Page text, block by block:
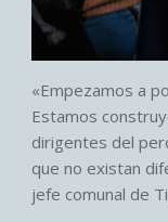
«Empezamos a
Estamos
dirigentes del
que no existan
jefe comunal de